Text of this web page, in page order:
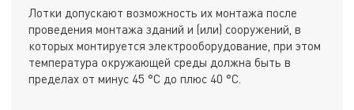
Лотки допускают возможность их монтажа после
проведения монтажа зданий и (или) сооружений, в
которых монтируется электрооборудование, при этом
температура окружающей среды должна быть в
пределах от минус 45 °С до плюс 40 °С.